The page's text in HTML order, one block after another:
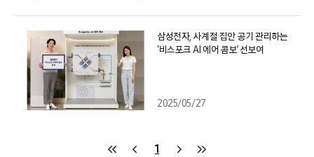
삼성전자, 사계절 집안 공기 관리하는
‘비스포크 AI 에어 콤보’ 선보여
2025/05/27
1